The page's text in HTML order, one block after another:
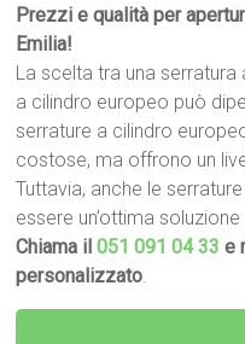
Prezzi e qualità per
Emilia!
La scelta tra una
a cilindro europeo può
serrature a cilindro
costose, ma offrono un
Tuttavia, anche le
essere un’ottima
Chiama il051 091 04 33e
personalizzato.